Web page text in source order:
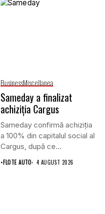
BusinessMiscellanea
Sameday a finalizat
achiziția Cargus
Sameday confirmă achiziția
a 100% din capitalul social al
Cargus, după ce...
•FLOTE AUTO 4 AUGUST 2026